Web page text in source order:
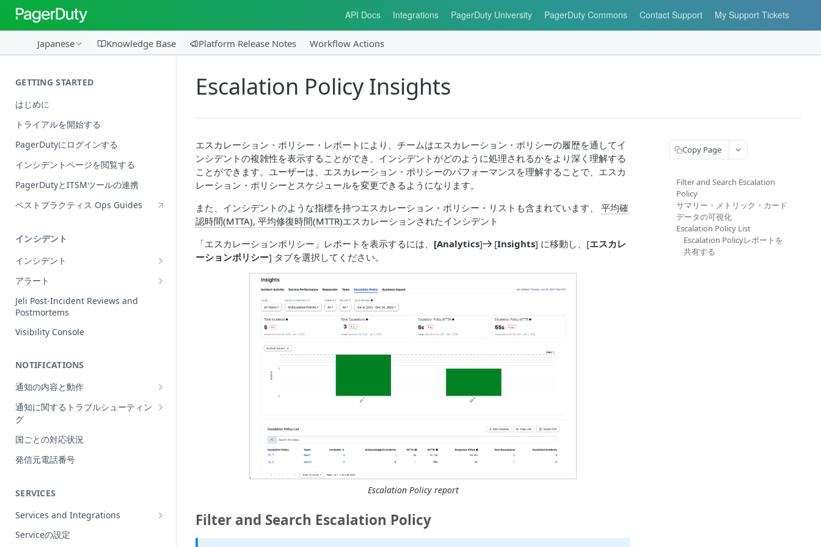
API Docs Integrations PagerDuty University PagerDuty Commons Contact Support My Support Tickets
Japanese Knowledge Base Platform Release Notes Workflow Actions
GETTING STARTED
はじめに
トライアルを開始する
PagerDutyにログインする
インシデントページを閲覧する
PagerDutyとITSMツールの連携
ベストプラクティス Ops Guides
インシデント
インシデント
Incidentの編集
インシデントの再割当て
（Reassign）
インシデントの再開（Reopen）
Incident Roles
Incident Tasks
Incident Types
インシデントが作成されない理由
Conference Bridge
アラート
Alerts Table
Jeli Post-Incident Reviews and
Postmortems
Visibility Console
NOTIFICATIONS
通知の内容と動作
Push Notifications
Email Notifications
電話通知
Phone Notification Disclosures
SMS Notifications
WhatsApp Notification
通知に関するトラブルシューティン
グ
想定される通知の動作
プッシュ通知のトラブルシューティ
ング
グ
電話通知のトラブルシューティング
SMS通知のトラブルシューティング
国ごとの対応状況
発信元電話番号
SERVICES
Services and Integrations
Service Directory
Serviceの設定
Escalation Policy Insights
エスカレーション・ポリシー・レポートにより、チームはエスカレーション・ポリシーの履歴を通してイ
ンシデントの複雑性を表示することができ、インシデントがどのように処理されるかをより深く理解する
ことができます。ユーザーは、エスカレーション・ポリシーのパフォーマンスを理解することで、エスカ
レーション・ポリシーとスケジュールを変更できるようになります。
また、インシデントのような指標を持つエスカレーション・ポリシー・リストも含まれています、 平均確
認時間(MTTA), 平均修復時間(MTTR)エスカレーションされたインシデント
「エスカレーションポリシー」レポートを表示するには、 [Analytics] [Insights] に移動し、[エスカレ
ーションポリシー] タブを選択してください。
Escalation Policy report
Filter and Search Escalation Policy
Copy Page
Filter and Search Escalation
Policy
サマリー・メトリック・カード
データの可視化
Escalation Policy List
Escalation Policyレポートを
共有する